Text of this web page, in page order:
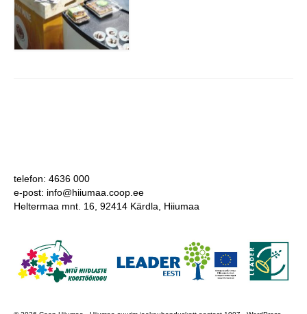
telefon: 4636 000
e-post: info@hiiumaa.coop.ee
Heltermaa mnt. 16, 92414 Kärdla, Hiiumaa